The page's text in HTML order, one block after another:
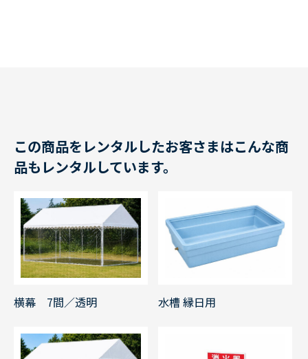
この商品をレンタルしたお客さまはこんな商
品もレンタルしています。
横幕 7間／透明 水槽 縁日用